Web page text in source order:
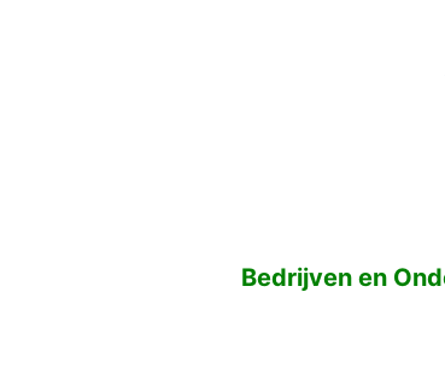
Bedrijven en